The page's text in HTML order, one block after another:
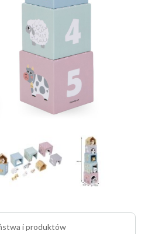
i produktów